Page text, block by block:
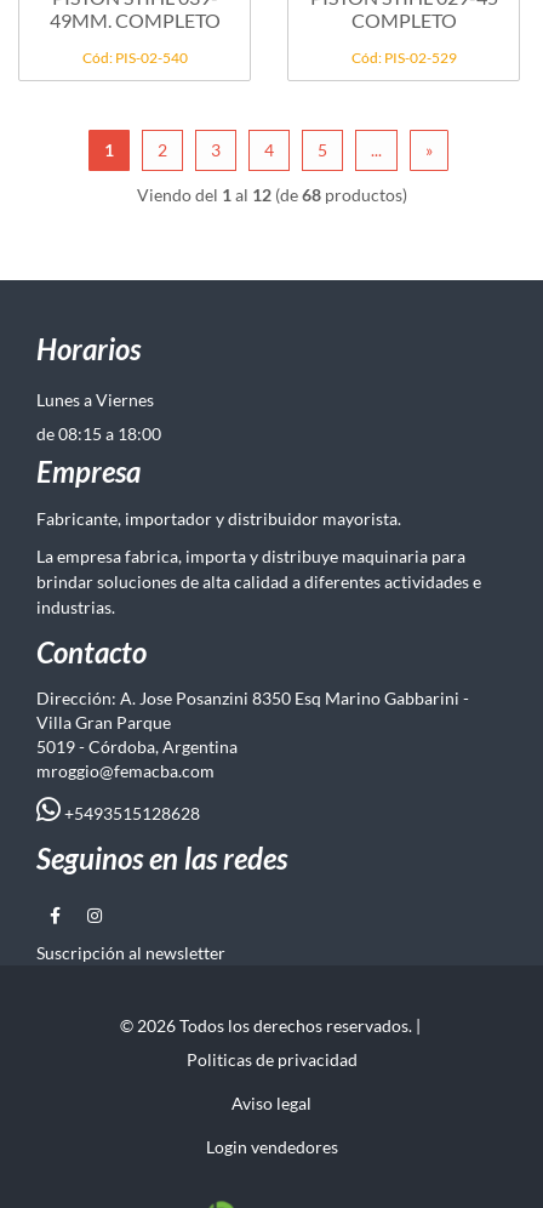
49MM. COMPLETO
Cód: PIS-02-540
COMPLETO
Cód: PIS-02-529
1 2 3 4 5 ... »
Viendo del 1 al 12(de68productos)
Horarios
Lunes a Viernes
de 08:15 a 18:00
Empresa
Fabricante, importador y distribuidor mayorista.
La empresa fabrica, importa y distribuye maquinaria para
brindar soluciones de alta calidad a diferentes actividades e
industrias.
Contacto
Dirección: A. Jose Posanzini 8350 Esq Marino Gabbarini -
Villa Gran Parque
5019 - Córdoba, Argentina
mroggio@femacba.com
+5493515128628
Seguinos en las redes
Suscripción al newsletter
© 2026 Todos los derechos reservados. |
Politicas de privacidad
Aviso legal
Login vendedores